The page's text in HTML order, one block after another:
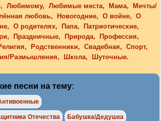
Любимому, Любимые места, Мама,
Мечты/
любовь, Новогодние, О войне, О
О родителях, Папа,
Патриотические,
Праздничные, Природа,
Профессия,
Родственники, Свадебная, Спорт,
Размышления, Школа, Шуточные.
песни на тему:
Отечества Бабушка/Дедушка